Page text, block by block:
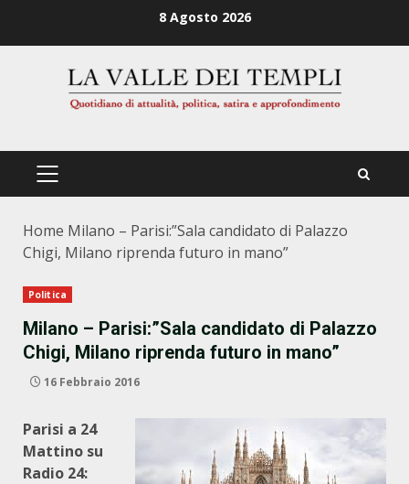
8 Agosto 2026
PRIMÄRES
Home Milano – Parisi:”Sala candidato di Palazzo
Chigi, Milano riprenda futuro in mano”
Politica
Milano – Parisi:”Sala candidato di Palazzo
Chigi, Milano riprenda futuro in mano”
16 Febbraio 2016
Parisi a 24
Mattino su
Radio 24: